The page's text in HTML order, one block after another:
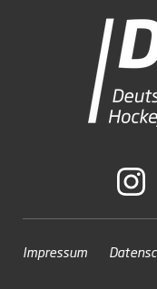
Impressum